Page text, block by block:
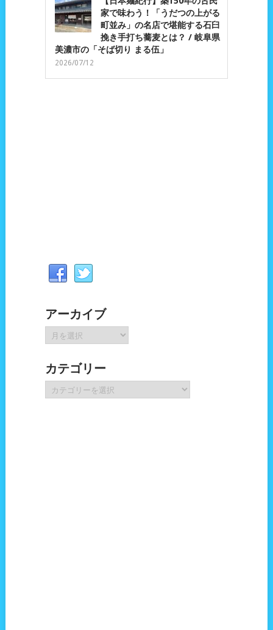
家で味わう！「うだつの上がる
町並み」の名店で堪能する石臼
挽き手打ち蕎麦とは？ / 岐阜県
美濃市の「そば切り まる伍」
2026/07/12
アーカイブ
ー
イ
ブ
カテゴリー
テ